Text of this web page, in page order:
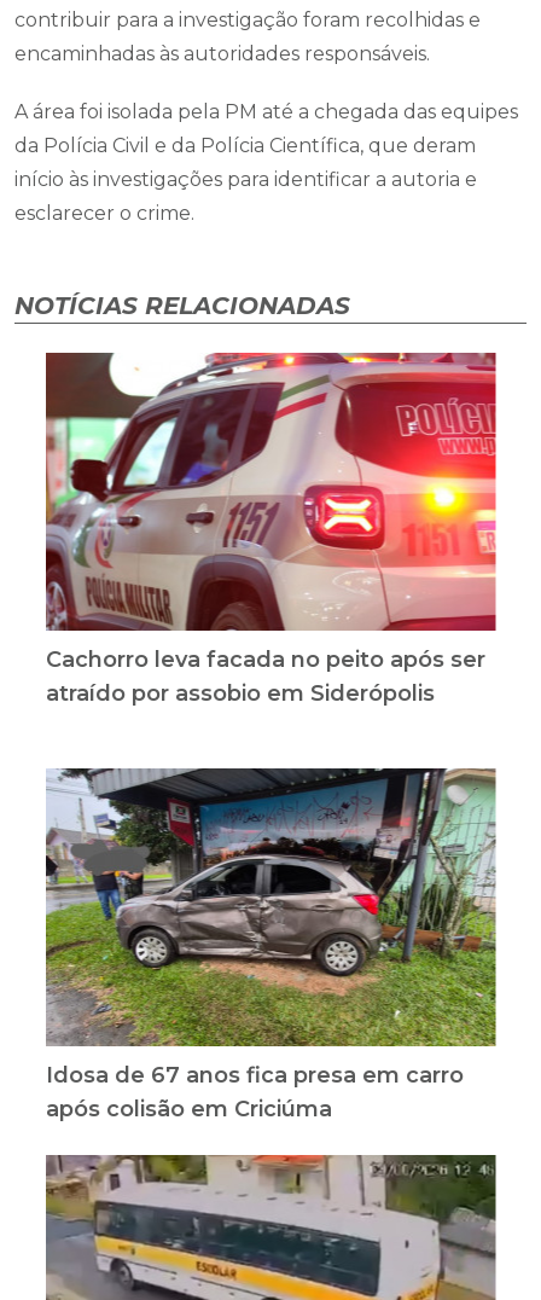
contribuir para a investigação foram recolhidas e
encaminhadas às autoridades responsáveis.
A área foi isolada pela PM até a chegada das equipes
da Polícia Civil e da Polícia Científica, que deram
início às investigações para identificar a autoria e
esclarecer o crime.
NOTÍCIAS RELACIONADAS
Cachorro leva facada no peito após ser
atraído por assobio em Siderópolis
Idosa de 67 anos fica presa em carro
após colisão em Criciúma